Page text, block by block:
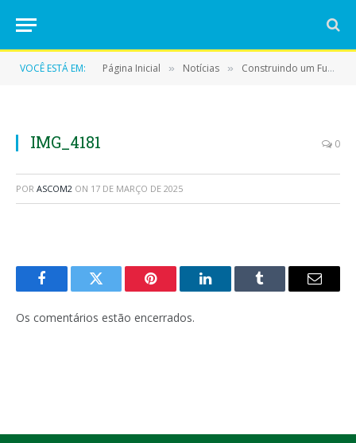
VOCÊ ESTÁ EM: Página Inicial » Notícias » Construindo um Futuro Mais Justo e Inclusivo: Semana de Conscientização da Síndrome de Down em Eldorado do Carajás.
IMG_4181 0
POR ASCOM2 ON 17 DE MARÇO DE 2025
FacebookTwitter Pinterest LinkedInTumblr
E-
Os comentários estão encerrados.